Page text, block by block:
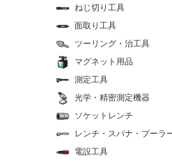
ねじ切り工具
面取り工具
ツーリング・治工具
マグネット用品
測定工具
光学・精密測定機器
ソケットレンチ
レンチ・スパナ・プーラ
電設工具